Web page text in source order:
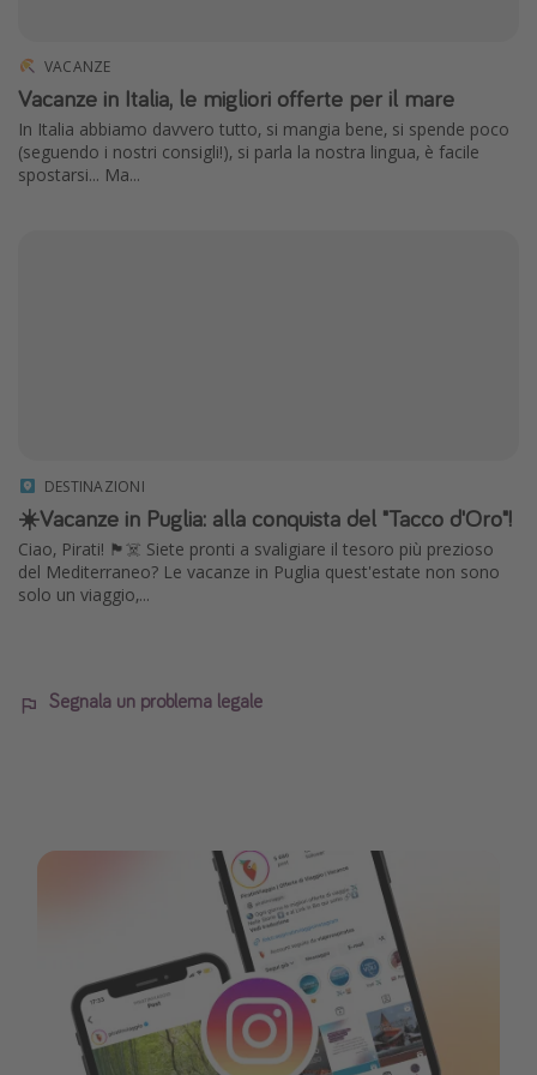
VACANZE
Vacanze in Italia, le migliori offerte per il mare
In Italia abbiamo davvero tutto, si mangia bene, si spende poco
(seguendo i nostri consigli!), si parla la nostra lingua, è facile
spostarsi... Ma...
DESTINAZIONI
☀️Vacanze in Puglia: alla conquista del "Tacco d'Oro"!
Ciao, Pirati! 🏴‍☠️ Siete pronti a svaligiare il tesoro più prezioso
del Mediterraneo? Le vacanze in Puglia quest'estate non sono
solo un viaggio,...
Segnala un problema legale